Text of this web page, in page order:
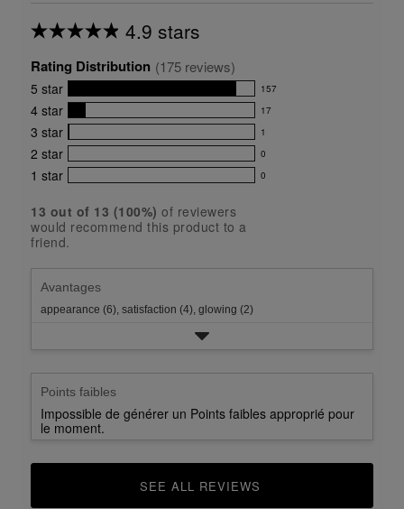
4.9 stars
Average
for
this
product:
4.9
out
of
5
stars
Rating Distribution (175 reviews)
5 star 157
157
reviews
with
5
star
rating.
4 star 17
17
reviews
with
4
rating.
3 star 1
1
reviews
with
star
rating.
2 star 0
0
reviews
2
star
rating.
1 star 0
0
with
1
rating.
13 out of 13 (100%) of reviewers
would recommend this product to a
friend.
Avantages
appearance (6), satisfaction (4), glowing (2)
Points faibles
Impossible de générer un Points faibles approprié pour
le moment.
CLICK TO GO TO ALL REVIEWS